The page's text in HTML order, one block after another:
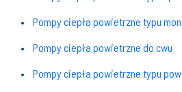
Pompy ciepła powietrzne typu
Pompy ciepła powietrzne do cwu
Pompy ciepła powietrzne typu